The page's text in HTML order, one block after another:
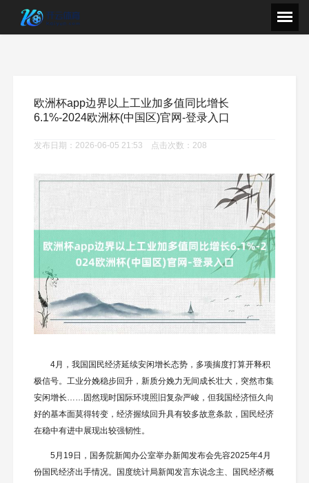
欧洲杯app边界以上工业加多值同比增长
6.1%-2024欧洲杯(中国区)官网-登录入口
发布日期：2026-06-05 21:53 点击次数：208
4月，我国国民经济延续安闲增长态势，多项揣度打算开释积
极信号。工业分娩稳步回升，新质分娩力无间成长壮大，突然市集
安闲增长……固然现时国际环境照旧复杂严峻，但我国经济恒久向
好的基本面莫得转变，经济握续回升具有较多故意条款，国民经济
在稳中有进中展现出较强韧性。
5月19日，国务院新闻办公室举办新闻发布会先容2025年4月
份国民经济出手情况。国度统计局新闻发言东说念主、国民经济概